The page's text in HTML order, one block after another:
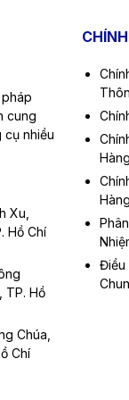
cung
cụ nhiều
Xu,
Hồ Chí
TP. Hồ
Chúa,
Chí
Hàng
Hàng
Điều